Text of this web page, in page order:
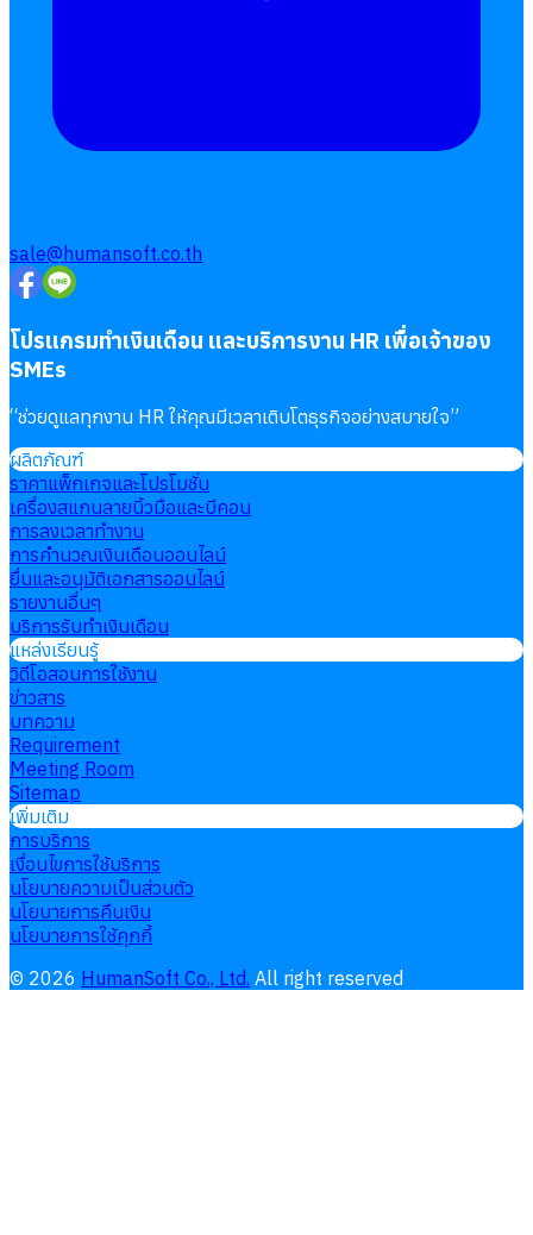
sale@humansoft.co.th
โปรแกรมทำเงินเดือน และบริการงาน HR เพื่อเจ้าของ
SMEs
“ช่วยดูแลทุกงาน HR ให้คุณมีเวลาเติบโตธุรกิจอย่างสบายใจ”
ผลิตภัณฑ์
ราคาแพ็กเกจและโปรโมชั่น
เครื่องสแกนลายนิ้วมือและบีคอน
การลงเวลาทำงาน
การคำนวณเงินเดือนออนไลน์
ยื่นและอนุมัติเอกสารออนไลน์
รายงานอื่นๆ
บริการรับทำเงินเดือน
แหล่งเรียนรู้
วิดีโอสอนการใช้งาน
ข่าวสาร
บทความ
Requirement
Meeting Room
Sitemap
เพิ่มเติม
การบริการ
เงื่อนไขการใช้บริการ
นโยบายความเป็นส่วนตัว
นโยบายการคืนเงิน
นโยบายการใช้คุกกี้
© 2026 HumanSoft Co., Ltd. All right reserved